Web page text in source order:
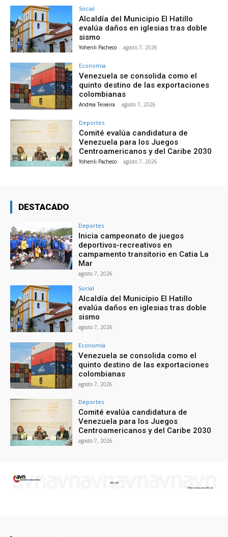
Social
Alcaldía del Municipio El Hatillo
evalúa daños en iglesias tras doble
sismo
Yohenli Pacheco - agosto 7, 2026
Economía
Venezuela se consolida como el
quinto destino de las exportaciones
colombianas
Andrea Teixeira - agosto 7, 2026
Deportes
Comité evalúa candidatura de
Venezuela para los Juegos
Centroamericanos y del Caribe 2030
Yohenli Pacheco - agosto 7, 2026
DESTACADO
Deportes
Inicia campeonato de juegos
deportivos-recreativos en
campamento transitorio en Catia La
Mar
agosto 7, 2026
Social
Alcaldía del Municipio El Hatillo
evalúa daños en iglesias tras doble
sismo
agosto 7, 2026
Economía
Venezuela se consolida como el
quinto destino de las exportaciones
colombianas
agosto 7, 2026
Deportes
Comité evalúa candidatura de
Venezuela para los Juegos
Centroamericanos y del Caribe 2030
agosto 7, 2026